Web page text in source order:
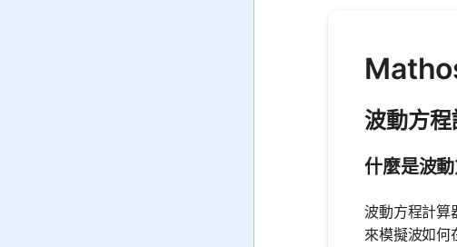
波動方
什麼是波
波動方程計算
來模擬波如何